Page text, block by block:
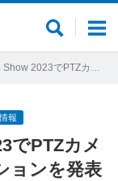
メ
ュ
サ
ト
ラの新製品や新アプリケーションを発表
報
でPTZカメ
ョンを発表